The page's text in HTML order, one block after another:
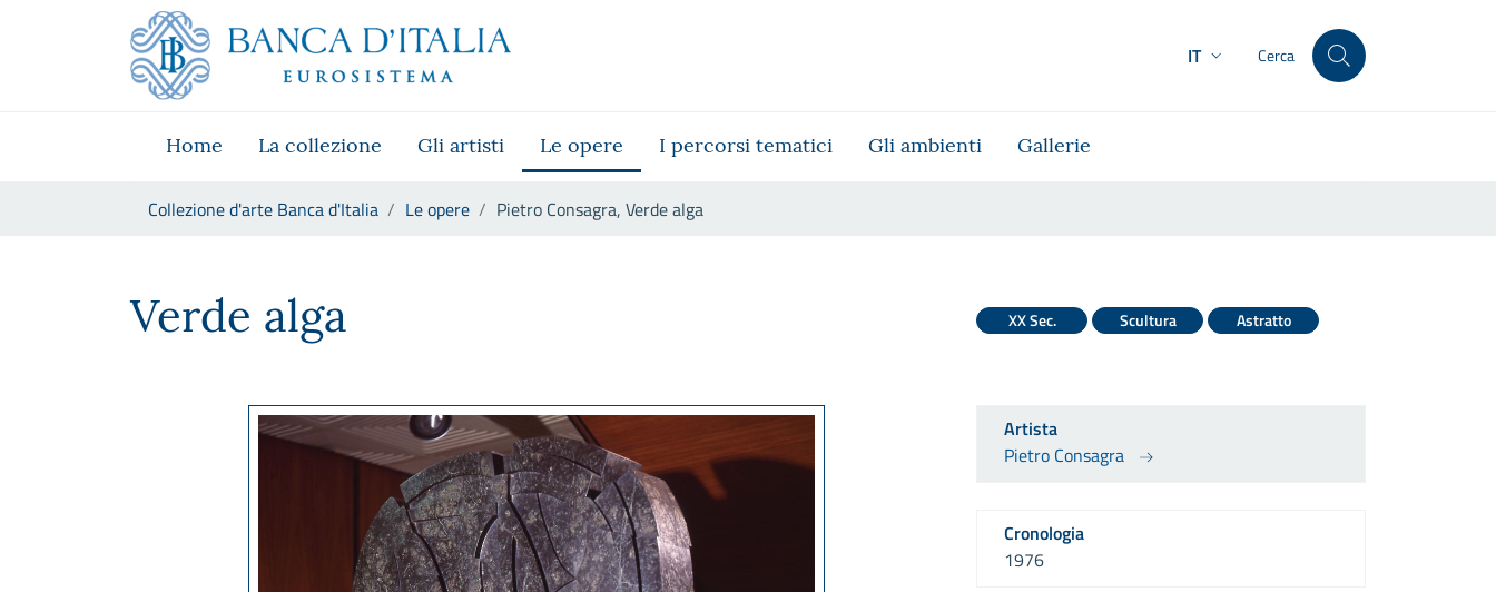
Skip to Main Content
Vai al sito istituzionale
Vai al menu di navigazione
Vai alla ricerca
Vai ai contenuti
IT Cerca
Home La collezione Gli artisti Le opere I percorsi tematici Gli ambienti Gallerie
Collezione d'arte Banca d'Italia Le opere Pietro Consagra, Verde alga
Verde alga XX Sec. Scultura Astratto
Artista
Pietro Consagra
Cronologia
1976